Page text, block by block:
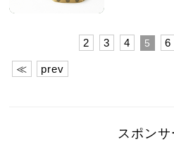
≪ prev
2 3 4 5 6
スポンサ